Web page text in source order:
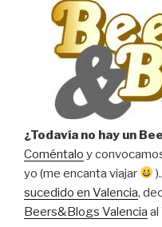
¿Todavía no hay un
Coméntalo y
yo (me encanta viajar
).
sucedido en Valencia,
Beers&Blogs Valencia al